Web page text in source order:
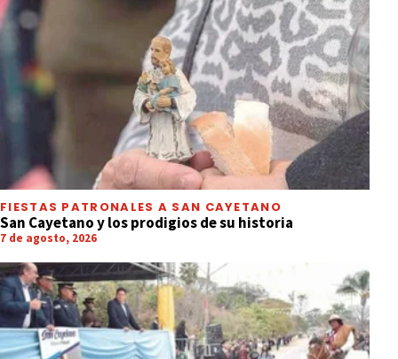
FIESTAS PATRONALES A SAN CAYETANO
San Cayetano y los prodigios de su historia
7 de agosto, 2026